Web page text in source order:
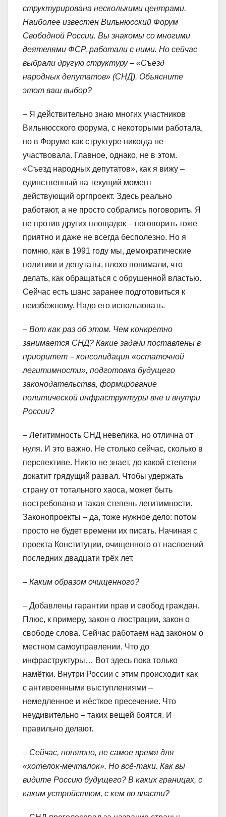
структурирована несколькими центрами.
Наиболее известен Вильнюсский Форум
Свободной России. Вы знакомы со многими
деятелями ФСР, работали с ними. Но сейчас
выбрали другую структуру – «Съезд
народных депутатов» (СНД). Объясните
этот ваш выбор?
– Я действительно знаю многих участников
Вильнюсского форума, с некоторыми работала,
но в Форуме как структуре никогда не
участвовала. Главное, однако, не в этом.
«Съезд народных депутатов», как я вижу –
единственный на текущий момент
действующий оргпроект. Здесь реально
работают, а не просто собрались поговорить. Я
не против других площадок – поговорить тоже
приятно и даже не всегда бесполезно. Но я
помню, как в 1991 году мы, демократические
политики и депутаты, плохо понимали, что
делать, как обращаться с обрушенной властью.
Сейчас есть шанс заранее подготовиться к
неизбежному. Надо его использовать.
– Вот как раз об этом. Чем конкретно
занимается СНД? Какие задачи поставлены в
приоритет – консолидация «остаточной
легитимности», подготовка будущего
законодательства, формирование
политической инфраструктуры вне и внутри
России?
– Легитимность СНД невелика, но отлична от
нуля. И это важно. Не столько сейчас, сколько в
перспективе. Никто не знает, до какой степени
докатит грядущий развал. Чтобы удержать
страну от тотального хаоса, может быть
востребована и такая степень легитимности.
Законопроекты – да, тоже нужное дело: потом
просто не будет времени их писать. Начиная с
проекта Конституции, очищенного от наслоений
последних двадцати трёх лет.
– Каким образом очищенного?
– Добавлены гарантии прав и свобод граждан.
Плюс, к примеру, закон о люстрации, закон о
свободе слова. Сейчас работаем над законом о
местном самоуправлении. Что до
инфраструктуры… Вот здесь пока только
намётки. Внутри России с этим происходит как
с антивоенными выступлениями –
немедленное и жёсткое пресечение. Что
неудивительно – таких вещей боятся. И
правильно делают.
– Сейчас, понятно, не самое время для
«хотелок-мечталок». Но всё-таки. Как вы
видите Россию будущего? В каких границах, с
каким устройством, с кем во власти?